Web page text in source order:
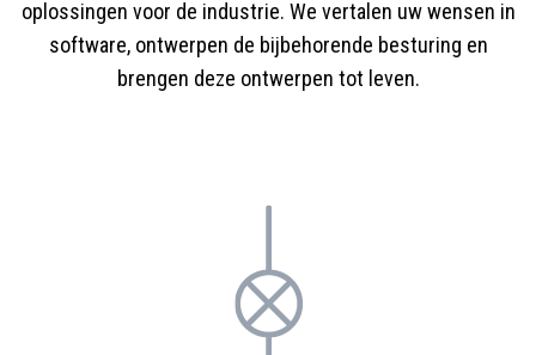
oplossingen voor de industrie. We vertalen uw wensen in
software, ontwerpen de bijbehorende besturing en
brengen deze ontwerpen tot leven.